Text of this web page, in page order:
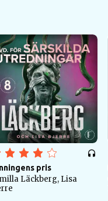
pris
Läckberg, Lisa